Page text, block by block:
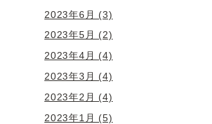
2023年6月 (3)
2023年5月 (2)
2023年4月 (4)
2023年3月 (4)
2023年2月 (4)
2023年1月 (5)